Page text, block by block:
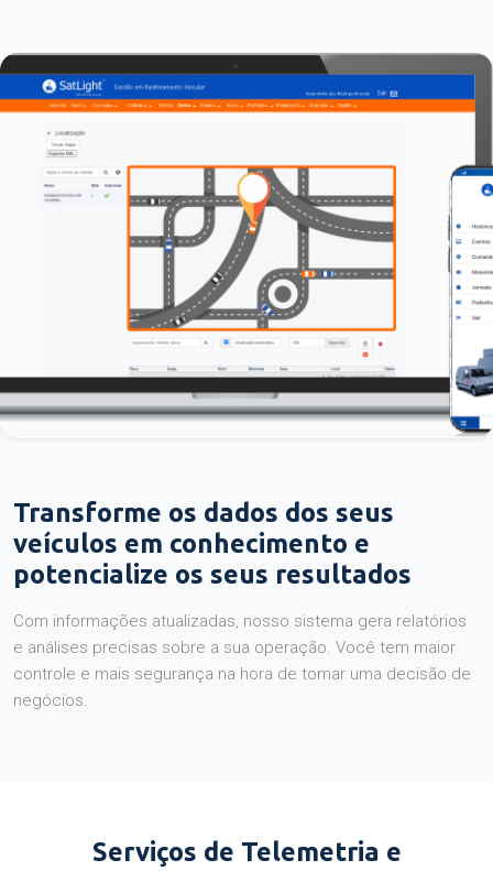
Transforme os dados dos seus
veículos em conhecimento e
potencialize os seus resultados
Com informações atualizadas, nosso sistema gera relatórios
e análises precisas sobre a sua operação. Você tem maior
controle e mais segurança na hora de tomar uma decisão de
negócios.
Serviços de Telemetria e